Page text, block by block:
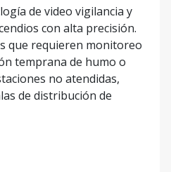
de video vigilancia y
con alta precisión.
que requieren monitoreo
temprana de humo o
no atendidas,
de distribución de